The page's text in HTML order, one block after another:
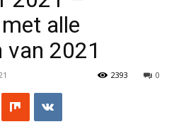
alle
van 2021
0
2393